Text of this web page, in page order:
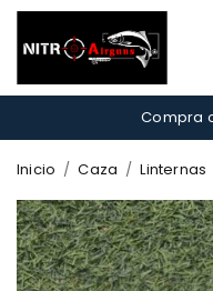
Compra
Inicio / Caza / Linternas